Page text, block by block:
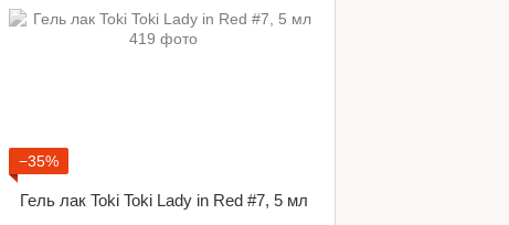
−35%
Гель лак Toki Toki Lady in Red #7, 5 мл